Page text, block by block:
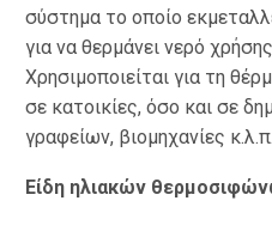
σύστημα το οποίο
για να θερμάνει νερό
Χρησιμοποιείται για τη
σε κατοικίες, όσο και σε
γραφείων, βιομηχανίες κ.λ.π.
Είδη ηλιακών